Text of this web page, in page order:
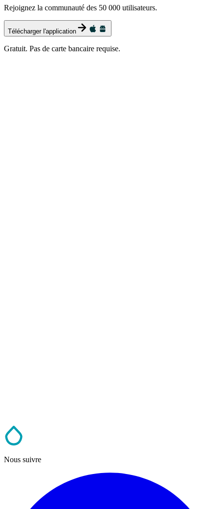
Rejoignez la communauté des 50 000 utilisateurs.
Télécharger l'application
Gratuit. Pas de carte bancaire requise.
Nous suivre